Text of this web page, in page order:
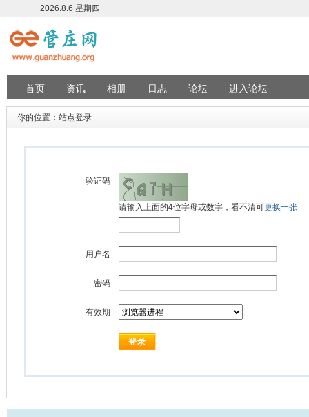
2026.8.6 星期四
首页 资讯 相册 日志 论坛 进入论坛
你的位置：站点登录
验证码
请输入上面的4位字母或数字，看不清可更换一张
用户名
密码
有效期